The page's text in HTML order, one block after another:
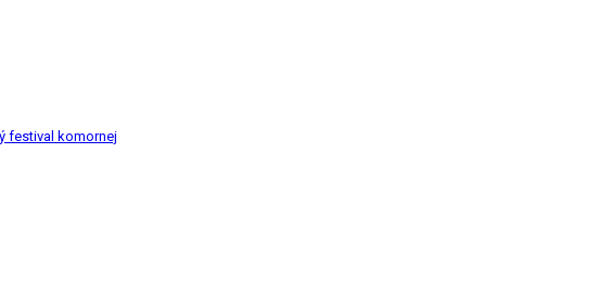
festival komornej